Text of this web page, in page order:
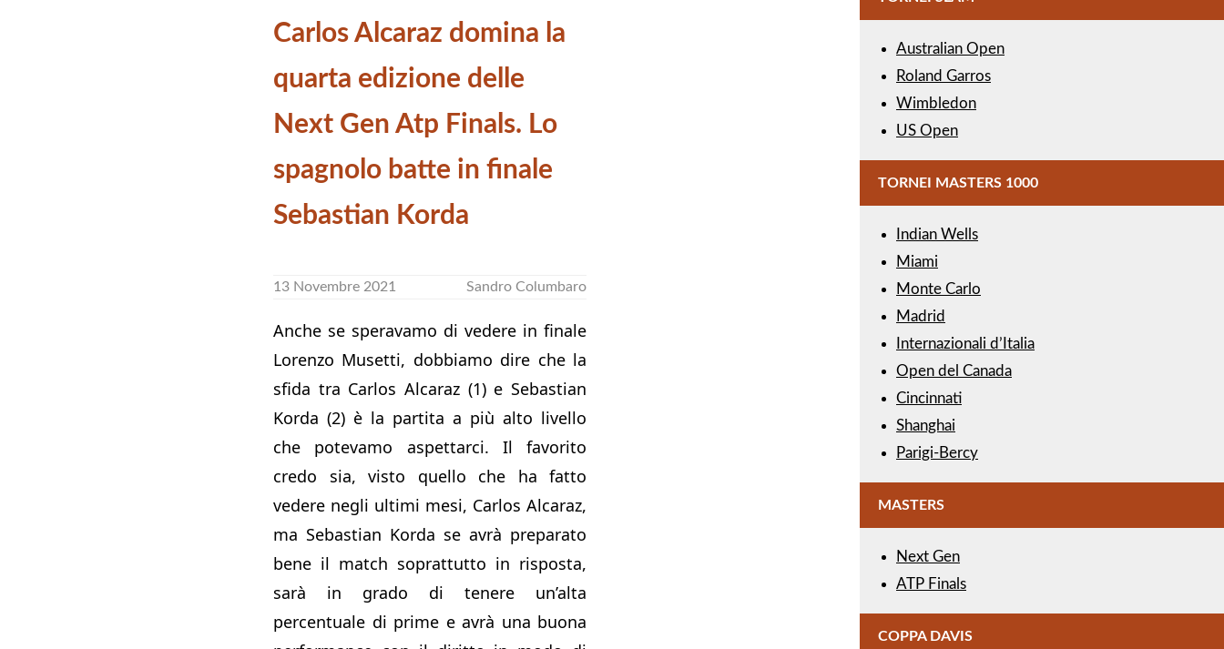
Carlos Alcaraz domina la
quarta edizione delle
Next Gen Atp Finals. Lo
spagnolo batte in finale
Sebastian Korda
13 Novembre 2021 Sandro Columbaro
Anche se speravamo di vedere in finale
Lorenzo Musetti, dobbiamo dire che la
sfida tra Carlos Alcaraz (1) e Sebastian
Korda (2) è la partita a più alto livello
che potevamo aspettarci. Il favorito
credo sia, visto quello che ha fatto
vedere negli ultimi mesi, Carlos Alcaraz,
ma Sebastian Korda se avrà preparato
bene il match soprattutto in risposta,
sarà in grado di tenere un’alta
percentuale di prime e avrà una buona
Australian Open
Roland Garros
Wimbledon
US Open
TORNEI MASTERS 1000
Indian Wells
Miami
Monte Carlo
Madrid
Internazionali d’Italia
Open del Canada
Cincinnati
Shanghai
Parigi-Bercy
MASTERS
Next Gen
ATP Finals
COPPA DAVIS